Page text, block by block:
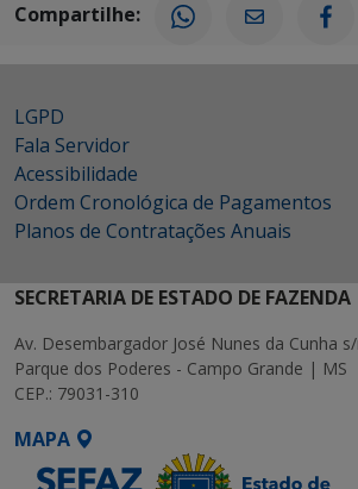
Compartilhe:
LGPD
Fala Servidor
Acessibilidade
Ordem Cronológica de Pagamentos
Planos de Contratações Anuais
SECRETARIA DE ESTADO DE FAZENDA
Av. Desembargador José Nunes da Cunha
Parque dos Poderes - Campo Grande | MS
CEP.: 79031-310
MAPA